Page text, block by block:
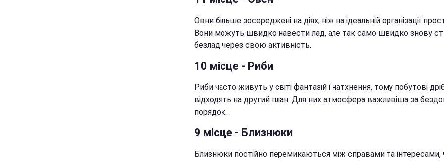
Овни більше зосереджені на діях, ніж на ідеальній організації
Вони можуть швидко навести лад, але так само швидко знову
безлад через свою активність.
10 місце - Риби
Риби часто живуть у світі фантазій і натхнення, тому побутові
відходять на другий план. Для них атмосфера важливіша за
порядок.
9 місце - Близнюки
Близнюки постійно перемикаються між справами та інтересами,